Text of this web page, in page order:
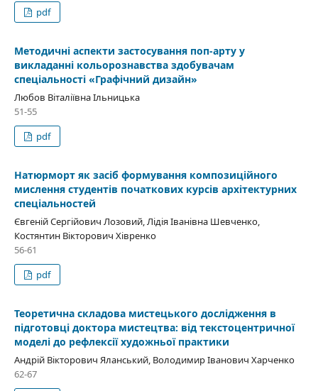
pdf
Методичні аспекти застосування поп-арту у
викладанні кольорознавства здобувачам
спеціальності «Графічний дизайн»
Любов Віталіївна Ільницька
51-55
pdf
Натюрморт як засіб формування композиційного
мислення студентів початкових курсів архітектурних
спеціальностей
Євгеній Сергійович Лозовий, Лідія Іванівна Шевченко,
Костянтин Вікторович Хівренко
56-61
pdf
Теоретична складова мистецького дослідження в
підготовці доктора мистецтва: від текстоцентричної
моделі до рефлексії художньої практики
Андрій Вікторович Яланський, Володимир Іванович Харченко
62-67